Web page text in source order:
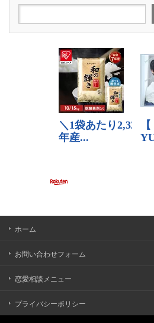
事
ホーム
お問い合わせフォーム
恋愛相談メニュー
プライバシーポリシー